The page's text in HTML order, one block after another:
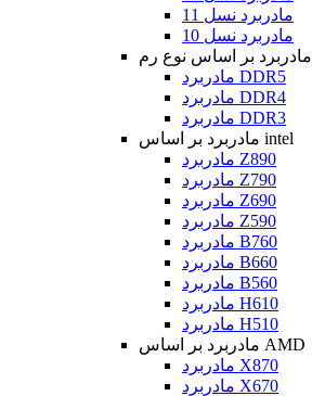
مادربرد نسل 11
مادربرد نسل 10
مادربرد بر اساس نوع رم
مادربرد DDR5
مادربرد DDR4
مادربرد DDR3
مادربرد بر اساس intel
مادربرد Z890
مادربرد Z790
مادربرد Z690
مادربرد Z590
مادربرد B760
مادربرد B660
مادربرد B560
مادربرد H610
مادربرد H510
مادربرد بر اساس AMD
مادربرد X870
مادربرد X670